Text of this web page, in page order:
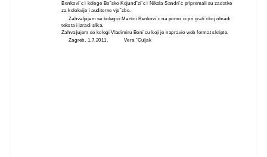
Benkovi´c i kolege Boˇsko Kojundˇzi´c i Nikola Sandri´c pripremali su zadatke
za kolokvije i auditorne vjeˇzbe.
Zahvaljujem se kolegici Martini Benkovi´c na pomo´ci pri grafiˇckoj obradi
teksta i izradi slika.
Zahvaljujem se kolegi Vladimiru Beni´cu koji je napravio web format skripte.
Zagreb, 1.7.2011. Vera ˇCuljak